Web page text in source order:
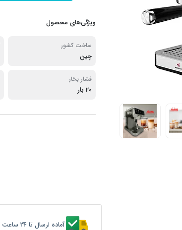
ویژگی‌های محصول
ساخت کشور
چین
فشار بخار
20 بار
آماده ارسال تا 24 ساعت کاری